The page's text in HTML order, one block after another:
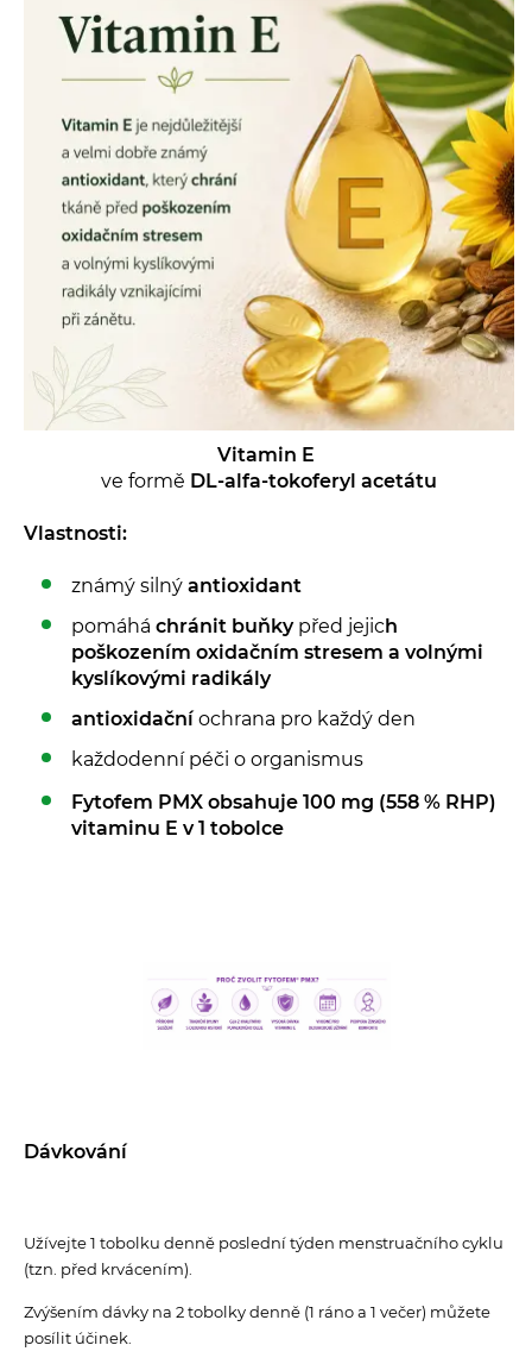
Vitamin E
ve formě DL-alfa-tokoferyl acetátu
Vlastnosti:
známý silný antioxidant
pomáhá chránit buňky před jejich
poškozením oxidačním stresem a volnými
kyslíkovými radikály
antioxidačníochrana pro každý den
každodenní péči o organismus
Fytofem PMX obsahuje 100 mg (558 % RHP)
vitaminu E v 1 tobolce
Dávkování
Užívejte 1 tobolku denně poslední týden menstruačního cyklu
(tzn. před krvácením).
Zvýšením dávky na 2 tobolky denně (1 ráno a 1 večer) můžete
posílit účinek.